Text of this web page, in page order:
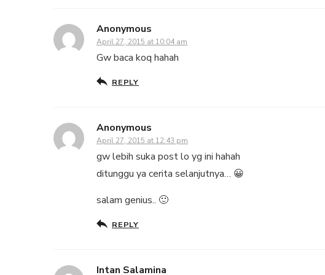
Anonymous
April 27, 2015 at 10:04 am
Gw baca koq hahah
REPLY
Anonymous
April 27, 2015 at 12:43 pm
gw lebih suka post lo yg ini hahah
ditunggu ya cerita selanjutnya… 😀
salam genius.. 🙂
REPLY
Intan Salamina